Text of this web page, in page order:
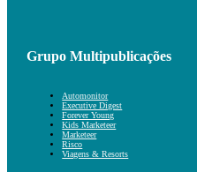
Grupo Multipublicações
Automonitor
Executive Digest
Forever Young
Kids Marketeer
Marketeer
Risco
Viagens & Resorts